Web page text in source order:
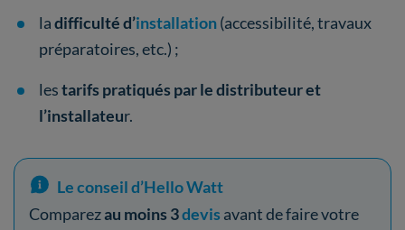
ladifficulté d’installation(accessibilité, travaux
préparatoires, etc.) ;
lestarifs pratiqués par le distributeur et
l’installateur.
Le conseil d’Hello Watt
Comparezau moins 3devis avant de faire votre